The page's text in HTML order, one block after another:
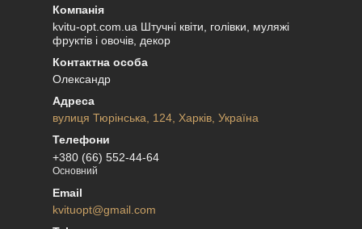
kvitu-opt.com.ua Штучні квіти, голівки, муляжі
фруктів і овочів, декор
Олександр
вулиця Тюрінська, 124, Харків, Україна
+380 (66) 552-44-64
Основний
kvituopt@gmail.com